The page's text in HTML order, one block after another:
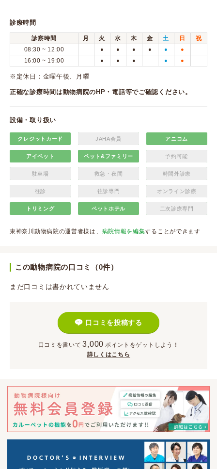
診療時間
診察時間 月 火 水 木 金 土 日
祝
08:30 ~ 12:00
● ● ● ● ● ●
16:00 ~ 19:00 ● ● ● ● ●
※定休日：金曜午後、月曜
正確な診療時間は動物病院のHP・電話等でご確認ください。
設備・取り扱い
クレジットカード JAHA会員 アニコム
アイペット ペット&ファミリー 予約可能
駐車場 救急・夜間 時間外診療
往診 往診専門 オンライン診療
トリミング ペットホテル 二次診療専門
東神奈川動物病院の運営者様は、 病院情報を編集することができます
この動物病院の口コミ（0件）
まだ口コミは書かれていません
口コミを投稿する
口コミを書いて 3,000 ポイント をゲットしよう！
詳しくはこちら